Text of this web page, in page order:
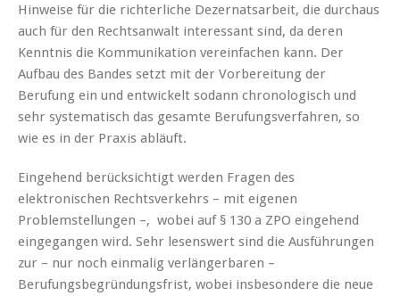
Hinweise für die richterliche Dezernatsarbeit, die durchaus
auch für den Rechtsanwalt interessant sind, da deren
Kenntnis die Kommunikation vereinfachen kann. Der
Aufbau des Bandes setzt mit der Vorbereitung der
Berufung ein und entwickelt sodann chronologisch und
sehr systematisch das gesamte Berufungsverfahren, so
wie es in der Praxis abläuft.
Eingehend berücksichtigt werden Fragen des
elektronischen Rechtsverkehrs – mit eigenen
Problemstellungen –, wobei auf § 130 a ZPO eingehend
eingegangen wird. Sehr lesenswert sind die Ausführungen
zur – nur noch einmalig verlängerbaren –
Berufungsbegründungsfrist, wobei insbesondere die neue